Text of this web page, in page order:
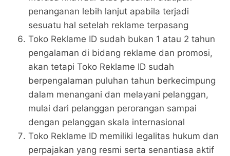
penanganan lebih lanjut apabila terjadi
sesuatu hal setelah reklame terpasang
Toko Reklame ID sudah bukan 1 atau 2 tahun
pengalaman di bidang reklame dan promosi,
akan tetapi Toko Reklame ID sudah
berpengalaman puluhan tahun berkecimpung
dalam menangani dan melayani pelanggan,
mulai dari pelanggan perorangan sampai
dengan pelanggan skala internasional
Toko Reklame ID memiliki legalitas hukum dan
perpajakan yang resmi serta senantiasa aktif